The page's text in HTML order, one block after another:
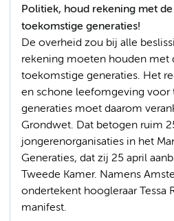
Politiek, houd rekening met
toekomstige generaties!
De overheid zou bij alle
rekening moeten houden met
toekomstige generaties. Het
en schone leefomgeving voor
generaties moet daarom
Grondwet. Dat betogen ruim
jongerenorganisaties in het
Generaties, dat zij 25 april
Tweede Kamer. Namens
ondertekent hoogleraar Tessa
manifest.